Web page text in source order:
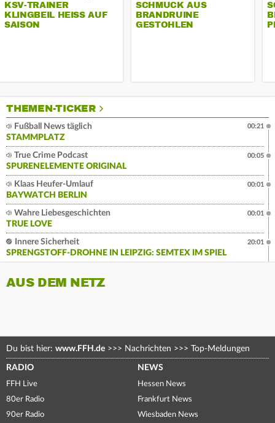
KSV-TRAINER
KLINGBEIL HEISS AUF S
AISON
SCHMUCK AUS
BRANDRUINE
GESTOHLEN
THEMEN-TICKER
Fußball News täglich
STAMMPLATZ
00:21
True Crime Podcast
SPURENELEMENTE ORIGINAL
00:05
Klaas Heufer-Umlauf
BAYWATCH BERLIN
00:01
Wahre Liebesgeschichten
TRUE LOVE
00:01
Innere Sicherheit
SPRENGSTOFF-DROHNE IN LEIPZIG: SEMTEX IM SPIEL
20:01
AUS DEM NETZ
Du bist hier: www.FFH.de >>> Nachrichten >>> Top-Meldungen
RADIO
FFH Live
80er Radio
90er Radio
NEWS
Hessen News
Frankfurt News
Wiesbaden News